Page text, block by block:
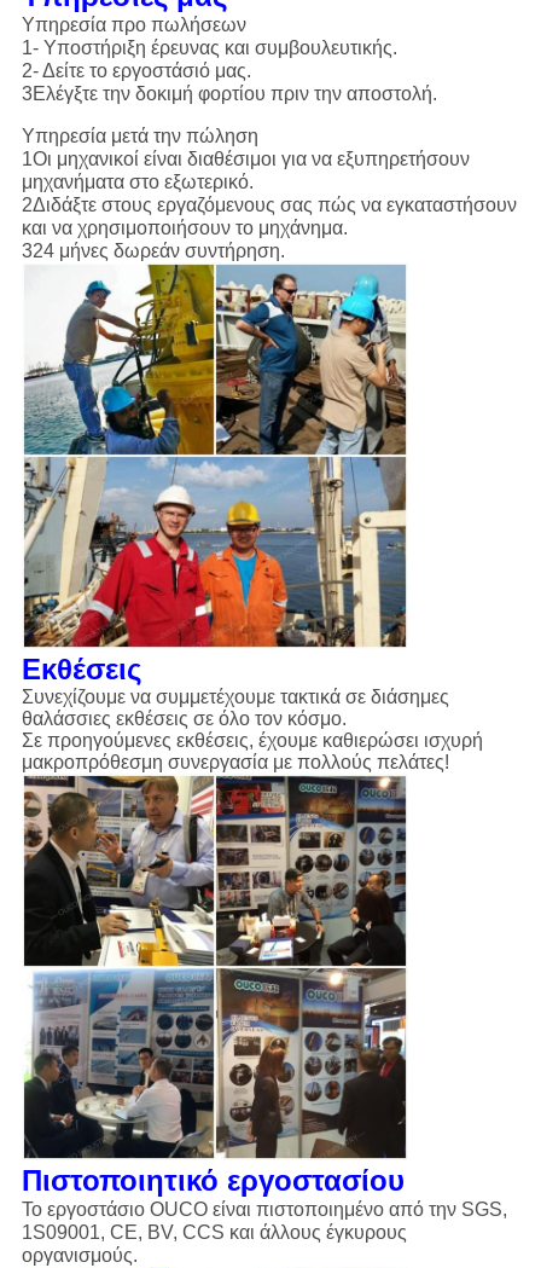
Υπηρεσία προ πωλήσεων
1- Υποστήριξη έρευνας και συμβουλευτικής.
2- Δείτε το εργοστάσιό μας.
3Ελέγξτε την δοκιμή φορτίου πριν την αποστολή.
Υπηρεσία μετά την πώληση
1Οι μηχανικοί είναι διαθέσιμοι για να εξυπηρετήσουν
μηχανήματα στο εξωτερικό.
2Διδάξτε στους εργαζόμενους σας πώς να εγκαταστήσουν
και να χρησιμοποιήσουν το μηχάνημα.
324 μήνες δωρεάν συντήρηση.
Εκθέσεις
Συνεχίζουμε να συμμετέχουμε τακτικά σε διάσημες
θαλάσσιες εκθέσεις σε όλο τον κόσμο.
Σε προηγούμενες εκθέσεις, έχουμε καθιερώσει ισχυρή
μακροπρόθεσμη συνεργασία με πολλούς πελάτες!
Πιστοποιητικό εργοστασίου
Το εργοστάσιο OUCO είναι πιστοποιημένο από την SGS,
1S09001, CE, BV, CCS και άλλους έγκυρους
οργανισμούς.